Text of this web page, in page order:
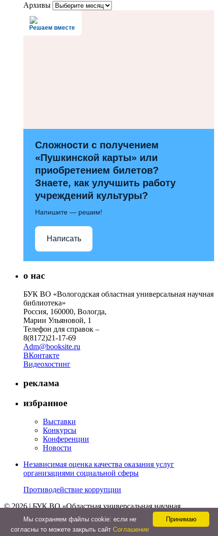
Архивы
Решаем вместе
Сложности с получением
«Пушкинской карты» или
приобретением билетов?
Знаете, как улучшить работу
учреждений культуры?
Напишите — решим!
Написать
о нас
БУК ВО «Вологодская областная универсальная научная
библиотека»
Россия, 160000, Вологда,
Марии Ульяновой, 1
Телефон для справок –
8(8172)21-17-69
Adm@booksite.ru
ВКонтакте
Видеохостинг
реклама
избранное
Выставки
Конкурсы
Конференции
Новости
Независимая оценка качества оказания услуг
организациями социальной сферы
Противодействие коррупции
© 2026 | БУК ВО «Областная универсальная научная
библиотека»
Принимаю
Мы cохраняем файлы cookie: если не
согласны то можете закрыть сайт Соглашение